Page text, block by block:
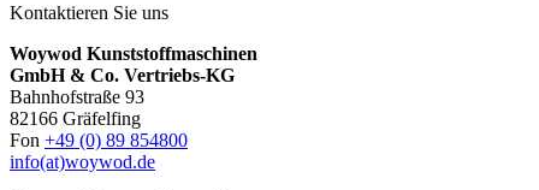
Kontaktieren Sie uns
Woywod Kunststoffmaschinen
GmbH & Co. Vertriebs-KG
Bahnhofstraße 93
82166 Gräfelfing
Fon +49 (0) 89 854800
info(at)woywod.de